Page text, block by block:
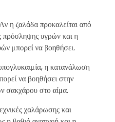
η ζαλάδα προκαλείται από
πρόσληψης υγρών και η
μπορεί να βοηθήσει.
η κατανάλωση
να βοηθήσει στην
σακχάρου στο αίμα.
χαλάρωσης και